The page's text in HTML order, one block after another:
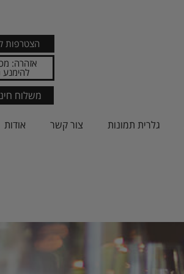
הצטרפות
אזהרה:
להימנע
משלוח
גלרית תמונות צור קשר אודות